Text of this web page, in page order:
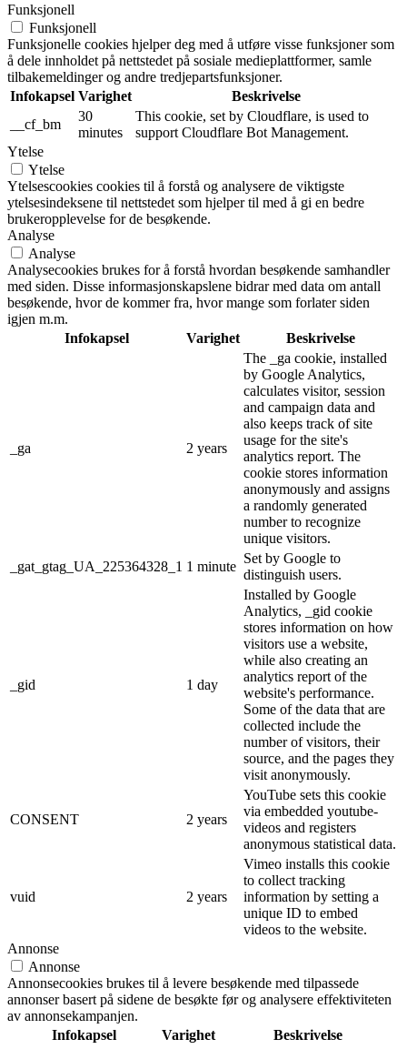
Funksjonell
Funksjonell
Funksjonelle cookies hjelper deg med å utføre visse funksjoner som
å dele innholdet på nettstedet på sosiale medieplattformer, samle
tilbakemeldinger og andre tredjepartsfunksjoner.
Infokapsel Varighet
Beskrivelse
__cf_bm
30
minutes
This cookie, set by Cloudflare, is used to
support Cloudflare Bot Management.
Ytelse
Ytelse
Ytelsescookies cookies til å forstå og analysere de viktigste
ytelsesindeksene til nettstedet som hjelper til med å gi en bedre
brukeropplevelse for de besøkende.
Analyse
Analyse
Analysecookies brukes for å forstå hvordan besøkende samhandler
med siden. Disse informasjonskapslene bidrar med data om antall
besøkende, hvor de kommer fra, hvor mange som forlater siden
igjen m.m.
Infokapsel
Varighet Beskrivelse
_ga 2 years
The _ga cookie, installed
by Google Analytics,
calculates visitor, session
and campaign data and
also keeps track of site
usage for the site's
analytics report. The
cookie stores information
anonymously and assigns
a randomly generated
number to recognize
unique visitors.
_gat_gtag_UA_225364328_1 1 minute
Set by Google to
distinguish users.
_gid 1 day
Installed by Google
Analytics, _gid cookie
stores information on how
visitors use a website,
while also creating an
analytics report of the
website's performance.
Some of the data that are
collected include the
number of visitors, their
source, and the pages they
visit anonymously.
CONSENT 2 years
YouTube sets this cookie
via embedded youtube-
videos and registers
anonymous statistical data.
vuid 2 years
Vimeo installs this cookie
to collect tracking
information by setting a
unique ID to embed
videos to the website.
Annonse
Annonse
Annonsecookies brukes til å levere besøkende med tilpassede
annonser basert på sidene de besøkte før og analysere effektiviteten
av annonsekampanjen.
Infokapsel
Varighet
Beskrivelse